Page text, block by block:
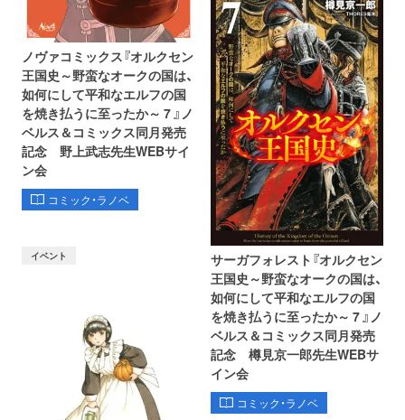
ノヴァコミックス『オルクセン
王国史～野蛮なオークの国は、
如何にして平和なエルフの国
を焼き払うに至ったか～ 7 』ノ
ベルス＆コミックス同月発売
記念 野上武志先生WEBサイ
ン会
コミック・ラノベ
サーガフォレスト『オルクセン
王国史～野蛮なオークの国は、
如何にして平和なエルフの国
を焼き払うに至ったか～ 7 』ノ
ベルス＆コミックス同月発売
記念 樽見京一郎先生WEBサ
イン会
コミック・ラノベ
イベント